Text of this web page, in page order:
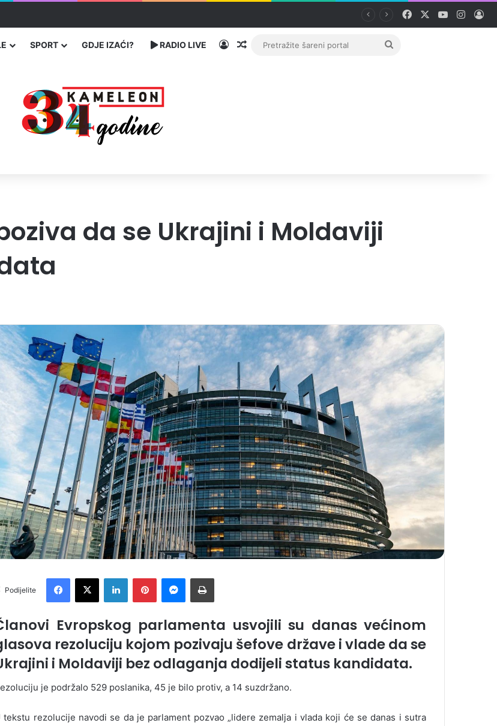
status za Memorijalni centar Srebrenica Facebook YouTube
SPORT GDJE IZAĆI? RADIO LIVE PrijavaRandom članak
Pretražite
da se Ukrajini i Moldaviji
Podijelite
Evropskog parlamenta usvojili su danas većinom
rezoluciju kojom pozivaju šefove države i vlade da se
i Moldaviji bez odlaganja dodijeli status kandidata.
je podržalo 529 poslanika, 45 je bilo protiv, a 14 suzdržano.
tekstu rezolucije navodi se da je parlament pozvao „lidere zemalja i vlada koji će se danas i sutra